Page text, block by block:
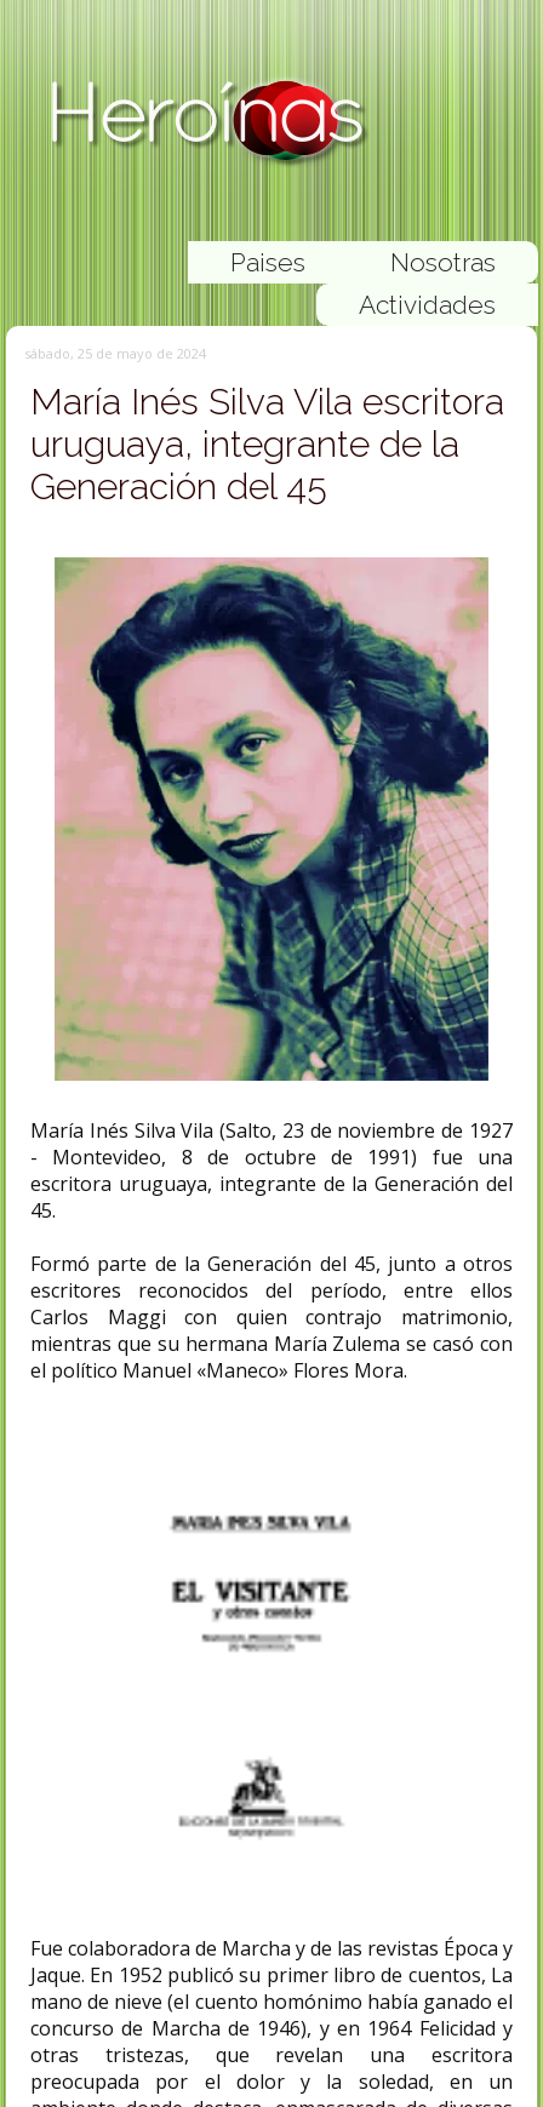
Nosotras
Paises
Actividades
sábado, 25 de mayo de 2024
María Inés Silva Vila escritora
uruguaya, integrante de la
Generación del 45
María Inés Silva Vila (Salto, 23 de noviembre de 1927
- Montevideo, 8 de octubre de 1991) fue una
escritora uruguaya, integrante de la Generación del
45.
Formó parte de la Generación del 45, junto a otros
escritores reconocidos del período, entre ellos
Carlos Maggi con quien contrajo matrimonio,
mientras que su hermana María Zulema se casó con
el político Manuel «Maneco» Flores Mora.
Fue colaboradora de Marcha y de las revistas Época y
Jaque. En 1952 publicó su primer libro de cuentos, La
mano de nieve (el cuento homónimo había ganado el
concurso de Marcha de 1946), y en 1964 Felicidad y
otras tristezas, que revelan una escritora
preocupada por el dolor y la soledad, en un